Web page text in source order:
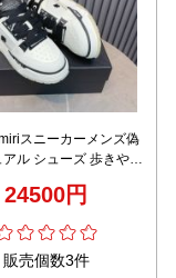
スニーカーメンズ偽
ル シューズ 歩きやす
24500円
販売個数3件